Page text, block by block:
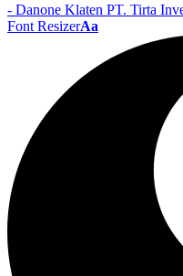
Font ResizerAa